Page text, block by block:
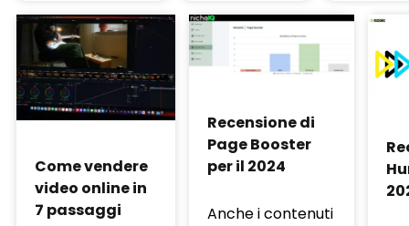
Come vendere
video online in
7 passaggi
Recensione di
Page Booster
per il 2024
Anche i contenuti